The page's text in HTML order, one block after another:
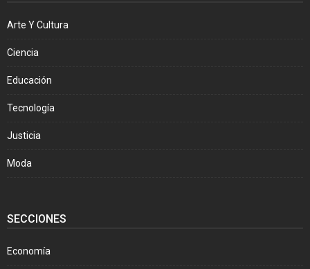
Arte Y Cultura
Ciencia
Educación
Tecnología
Justicia
Moda
SECCIONES
Economía